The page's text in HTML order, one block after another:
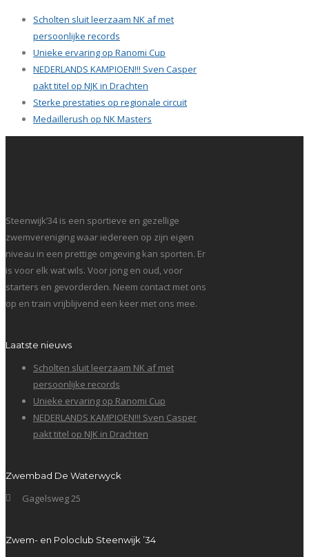
Scholten sluit leerzaam NK af met
persoonlijke records
Unieke ervaring op Ranomi Cup
NEDERLANDS KAMPIOEN!!! Sven Casper
pakt titel op NJK in Drachten
Sterke prestaties op regionale circuit
Medaillerush op NK Masters
Steenwijk’34 is een sportieve en gezellige
zwemvereniging waar iedereen op zijn eigen
niveau in een prettige omgeving kan sporten. Er
is voor elk wat wils. Voor jong en oud, voor
starters en gevorderden. Neem contact met ons
op en train vrijblijvend een keer met ons mee.
Laatste nieuws
Scholten sluit leerzaam NK af met
persoonlijke records
Unieke ervaring op Ranomi Cup
NEDERLANDS KAMPIOEN!!! Sven Casper
pakt titel op NJK in Drachten
Zwembad De Waterwyck
Gagelsweg 25
Zwem- en Poloclub Steenwijk ’34